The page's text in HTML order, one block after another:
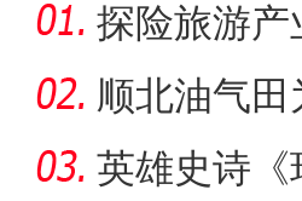
探险旅游产
顺北油气
名的项
英雄史诗